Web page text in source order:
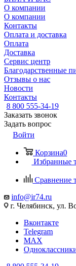
О компании
О компании
Контакты
Оплата и доставка
Оплата
Доставка
Сервис центр
Благодарственные
Отзывы о нас
Новости
Контакты
8 800 555-34-19
Заказать звонок
Задать вопрос
Войти
Корзина0
Избранные
Сравнение
info@ir74.ru
г. Челябинск, ул.
Вконтакте
Telegram
MAX